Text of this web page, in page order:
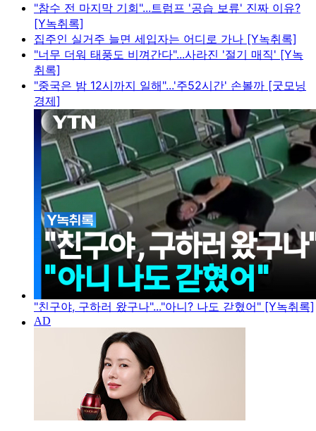
"참수 전 마지막 기회"...트럼프 '공습 보류' 진짜 이유?
[Y녹취록]
집주인 실거주 늘면 세입자는 어디로 가나 [Y녹취록]
"너무 더워 태풍도 비껴간다"...사라진 '절기 매직' [Y녹
취록]
"중국은 밤 12시까지 일해"...'주52시간' 손볼까 [굿모닝
경제]
"친구야, 구하러 왔구나"..."아니? 나도 갇혔어" [Y녹취록]